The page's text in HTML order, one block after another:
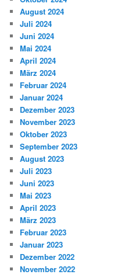
August 2024
Juli 2024
Juni 2024
Mai 2024
April 2024
März 2024
Februar 2024
Januar 2024
Dezember 2023
November 2023
Oktober 2023
September 2023
August 2023
Juli 2023
Juni 2023
Mai 2023
April 2023
März 2023
Februar 2023
Januar 2023
Dezember 2022
November 2022